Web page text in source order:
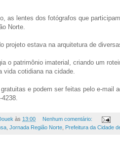
as lentes dos fotógrafos que
Norte.
projeto estava na arquitetura de
o patrimônio imaterial, criando um
vida cotidiana na cidade.
e podem ser feitas pelo e-mail
4238.
às 13:00
Nenhum comentário:
Jornada Região Norte Prefeitura da Cidade